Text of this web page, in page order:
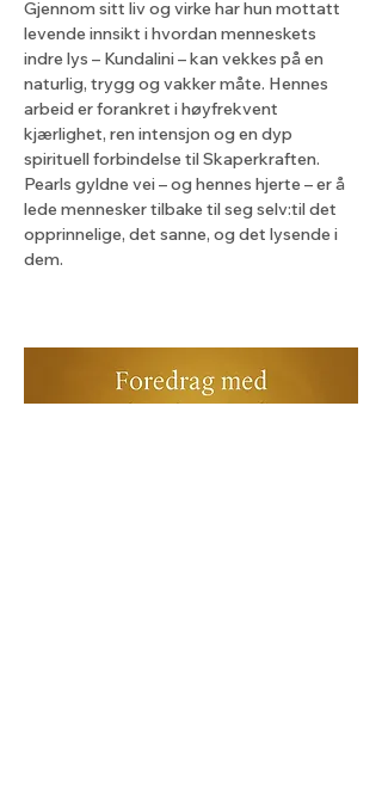
Gjennom sitt liv og virke har hun mottatt
levende innsikt i hvordan menneskets
indre lys – Kundalini – kan vekkes på en
naturlig, trygg og vakker måte. Hennes
arbeid er forankret i høyfrekvent
kjærlighet, ren intensjon og en dyp
spirituell forbindelse til Skaperkraften.
Pearls gyldne vei – og hennes hjerte – er å
lede mennesker tilbake til seg selv:til det
opprinnelige, det sanne, og det lysende i
dem.